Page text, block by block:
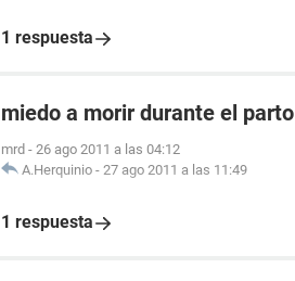
1 respuesta
miedo a morir durante el parto
mrd - 26 ago 2011 a las 04:12
A.Herquinio - 27 ago 2011 a las 11:49
1 respuesta